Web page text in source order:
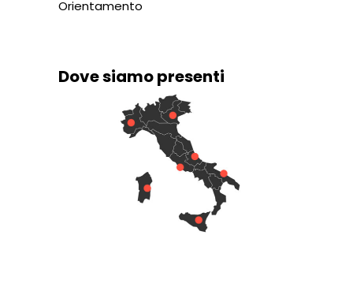
Orientamento
Dove siamo presenti